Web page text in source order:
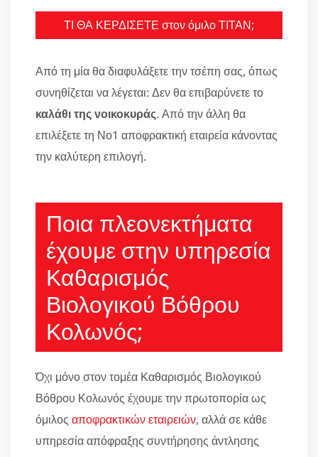
ΤΙ ΘΑ ΚΕΡΔΙΣΕΤΕ στον όμιλο ΤΙΤΑΝ;
Από τη μία θα διαφυλάξετε την τσέπη σας, όπως
συνηθίζεται να λέγεται: Δεν θα επιβαρύνετε το
καλάθι της νοικοκυράς. Από την άλλη θα
επιλέξετε τη Νο1 αποφρακτική εταιρεία κάνοντας
την καλύτερη επιλογή.
Ποια πλεονεκτήματα
έχουμε στην υπηρεσία
Καθαρισμός
Βιολογικού Βόθρου
Κολωνός;
Όχι μόνο στον τομέα Καθαρισμός Βιολογικού
Βόθρου Κολωνός έχουμε την πρωτοπορία ως
όμιλος αποφρακτικών εταιρειών, αλλά σε κάθε
υπηρεσία απόφραξης συντήρησης άντλησης